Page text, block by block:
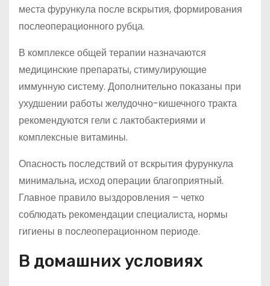
места фурункула после вскрытия, формирования
послеоперационного рубца.
В комплексе общей терапии назначаются
медицинские препараты, стимулирующие
иммунную систему. Дополнительно показаны при
ухудшении работы желудочно-кишечного тракта
рекомендуются гели с лактобактериями и
комплексные витамины.
Опасность последствий от вскрытия фурункула
минимальна, исход операции благоприятный.
Главное правило выздоровления – четко
соблюдать рекомендации специалиста, нормы
гигиены в послеоперационном периоде.
В домашних условиях